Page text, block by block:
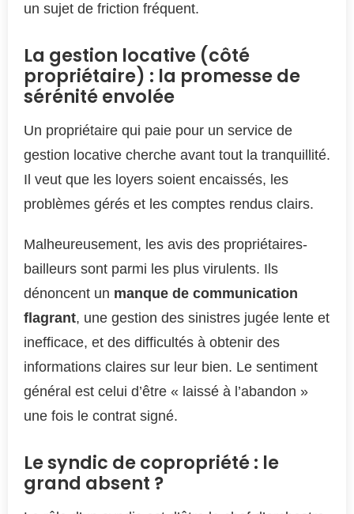
un sujet de friction fréquent.
La gestion locative (côté
propriétaire) : la promesse de
sérénité envolée
Un propriétaire qui paie pour un service de
gestion locative cherche avant tout la tranquillité.
Il veut que les loyers soient encaissés, les
problèmes gérés et les comptes rendus clairs.
Malheureusement, les avis des propriétaires-
bailleurs sont parmi les plus virulents. Ils
dénoncent un manque de communication
flagrant, une gestion des sinistres jugée lente et
inefficace, et des difficultés à obtenir des
informations claires sur leur bien. Le sentiment
général est celui d’être « laissé à l’abandon »
une fois le contrat signé.
Le syndic de copropriété : le
grand absent ?